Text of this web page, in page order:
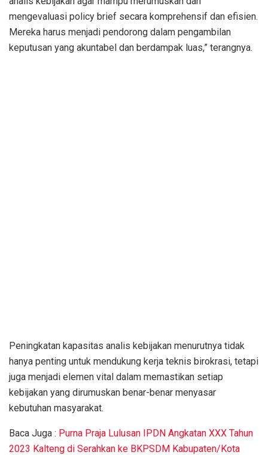
mengevaluasi policy brief secara komprehensif dan efisien.
Mereka harus menjadi pendorong dalam pengambilan
keputusan yang akuntabel dan berdampak luas,” terangnya.
Peningkatan kapasitas analis kebijakan menurutnya tidak
hanya penting untuk mendukung kerja teknis birokrasi, tetapi
juga menjadi elemen vital dalam memastikan setiap
kebijakan yang dirumuskan benar-benar menyasar
kebutuhan masyarakat.
Baca Juga : Purna Praja Lulusan IPDN Angkatan XXX Tahun
2023 Kalteng di Serahkan ke BKPSDM Kabupaten/Kota